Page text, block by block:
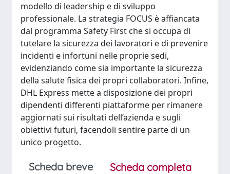
modello di leadership e di sviluppo
professionale. La strategia FOCUS è affiancata
dal programma Safety First che si occupa di
tutelare la sicurezza dei lavoratori e di prevenire
incidenti e infortuni nelle proprie sedi,
evidenziando come sia importante la sicurezza
della salute fisica dei propri collaboratori. Infine,
DHL Express mette a disposizione dei propri
dipendenti differenti piattaforme per rimanere
aggiornati sui risultati dell’azienda e sugli
obiettivi futuri, facendoli sentire parte di un
unico progetto.
Scheda breve
Scheda completa